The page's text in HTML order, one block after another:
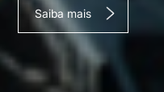
Saiba mais